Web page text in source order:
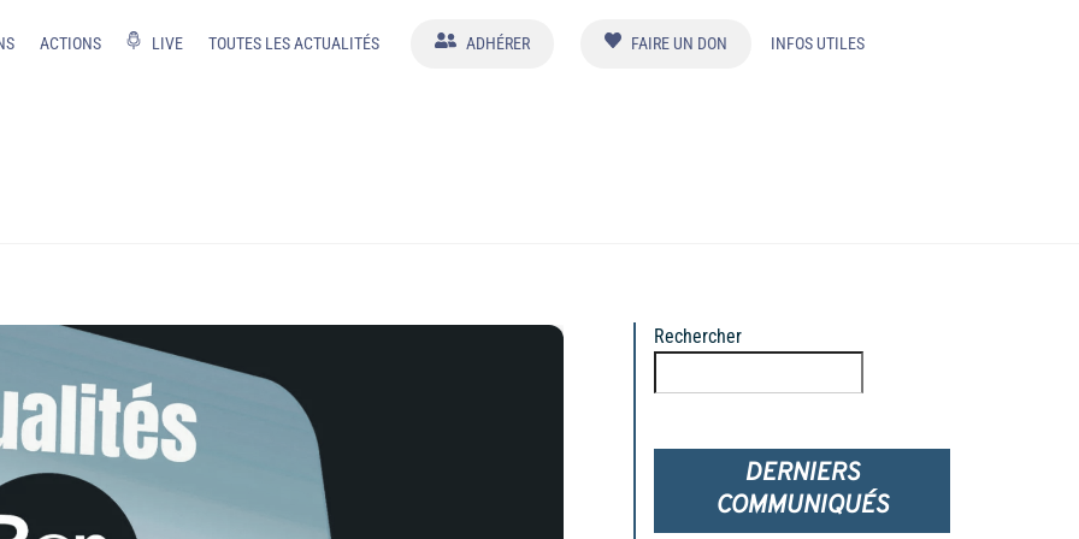
ACTIONS LIVE TOUTES LES ACTUALITÉS ADHÉRER FAIRE UN DON INFOS UTILES
Rechercher
DERNIERS
COMMUNIQUÉS